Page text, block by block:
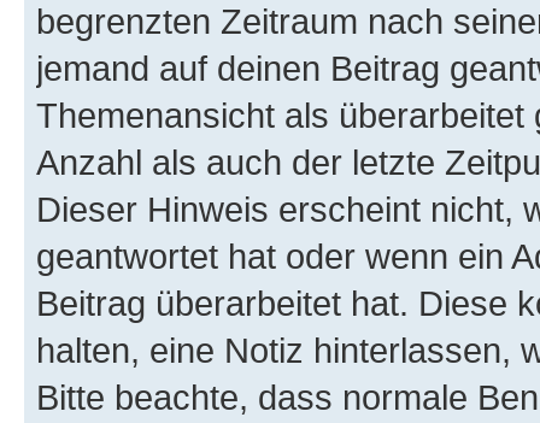
begrenzten Zeitraum nach
jemand auf deinen Beitrag
Themenansicht als
Anzahl als auch der letzte
Dieser Hinweis erscheint nicht,
geantwortet hat oder wenn ein
Beitrag überarbeitet hat. Diese
halten, eine Notiz hinterlassen,
Bitte beachte, dass normale